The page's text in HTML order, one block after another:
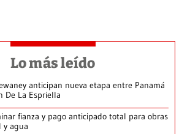
Lo más leído
anticipan nueva etapa entre Panamá
De La Espriella
fianza y pago anticipado total para obras
y agua